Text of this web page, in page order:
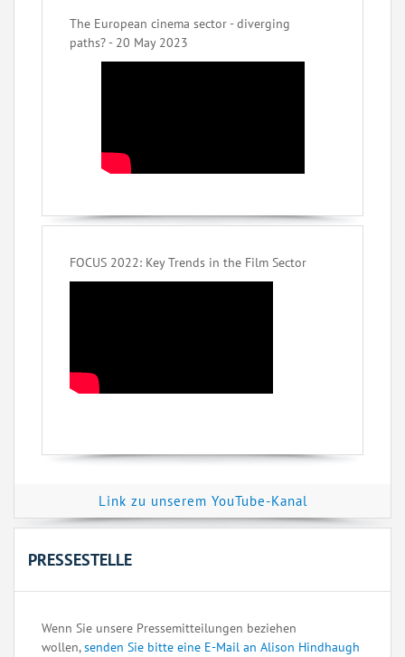
The European cinema sector - diverging
paths? - 20 May 2023
FOCUS 2022: Key Trends in the Film Sector
Link zu unserem YouTube-Kanal
PRESSESTELLE
Wenn Sie unsere Pressemitteilungen beziehen
wollen,senden Sie bitte eine E-Mail an Alison Hindhaugh